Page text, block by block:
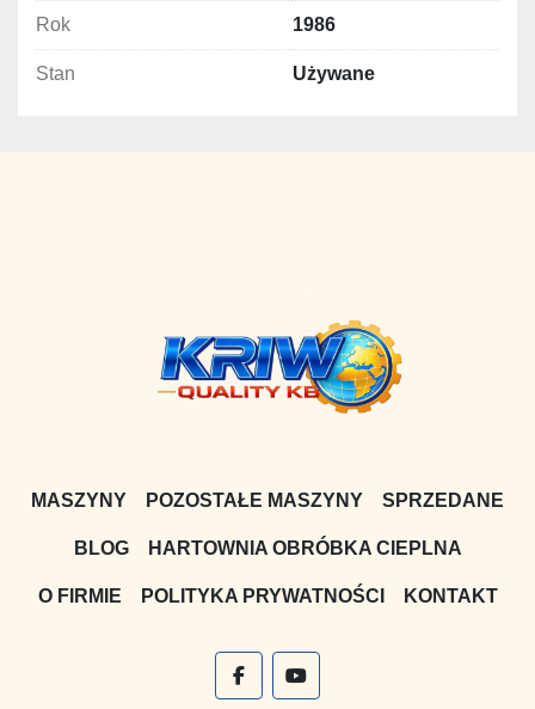
Rok 1986
Stan Używane
MASZYNY POZOSTAŁE MASZYNY SPRZEDANE
BLOG HARTOWNIA OBRÓBKA CIEPLNA
O FIRMIE POLITYKA PRYWATNOŚCI KONTAKT
facebookyoutube